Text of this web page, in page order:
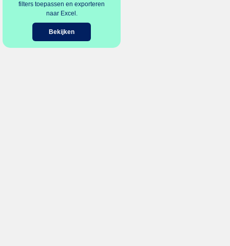
filters toepassen en exporteren
naar Excel.
Bekijken